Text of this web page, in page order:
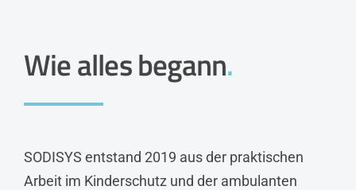
Wie alles begann.
SODISYS entstand 2019 aus der praktischen
Arbeit im Kinderschutz und der ambulanten